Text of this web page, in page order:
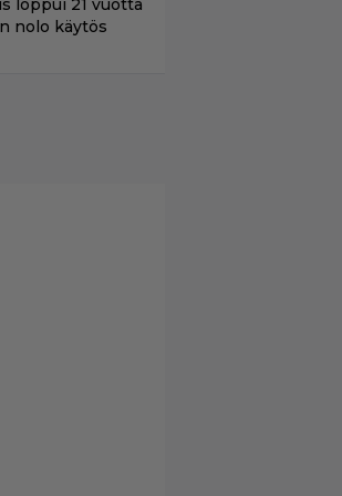
loppui 21 vuotta
nolo käytös